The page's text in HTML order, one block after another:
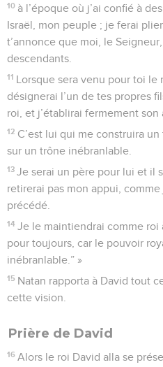
10 à l’époque où j’ai confié à
Israël, mon peuple ; je ferai
t’annonce que moi, le
descendants.
11 Lorsque sera venu pour toi le
désignerai l’un de tes propres
roi, et j’établirai fermement son
12 C’est lui qui me construira
sur un trône inébranlable.
13 Je serai un père pour lui et il
retirerai pas mon appui, comme
précédé.
14 Je le maintiendrai comme roi
pour toujours, car le pouvoir
inébranlable.” »
15 Natan rapporta à David tout
cette vision.
Prière de David
16 Alors le roi David alla se